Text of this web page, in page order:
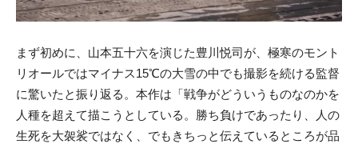
まず初めに、山本五十六を演じた豊川悦司が、極寒のモント
リオールではマイナス15℃の大雪の中でも撮影を続ける監督
に驚いたと振り返る。本作は「戦争がどういうものなのかを
人種を超えて描こうとしている。勝ち負けであったり、人の
生死を大袈裟ではなく、でもきちっと伝えているところが品